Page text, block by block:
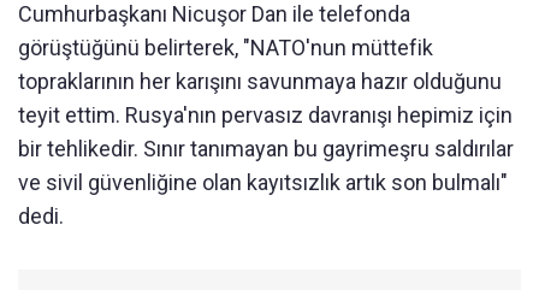
Cumhurbaşkanı Nicuşor Dan ile telefonda
görüştüğünü belirterek, "NATO'nun müttefik
topraklarının her karışını savunmaya hazır olduğunu
teyit ettim. Rusya'nın pervasız davranışı hepimiz için
bir tehlikedir. Sınır tanımayan bu gayrimeşru saldırılar
ve sivil güvenliğine olan kayıtsızlık artık son bulmalı"
dedi.